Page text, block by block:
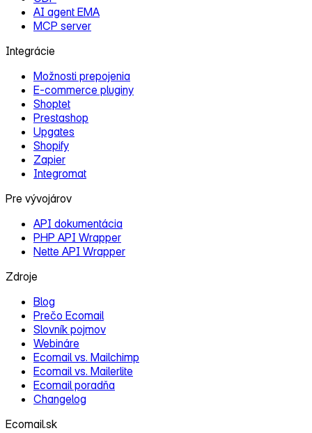
AI agent EMA
MCP server
Integrácie
Možnosti prepojenia
E‑commerce pluginy
Shoptet
Prestashop
Upgates
Shopify
Zapier
Integromat
Pre vývojárov
API dokumentácia
PHP API Wrapper
Nette API Wrapper
Zdroje
Blog
Prečo Ecomail
Slovník pojmov
Webináre
Ecomail vs. Mailchimp
Ecomail vs. Mailerlite
Ecomail poradňa
Changelog
Ecomail.sk